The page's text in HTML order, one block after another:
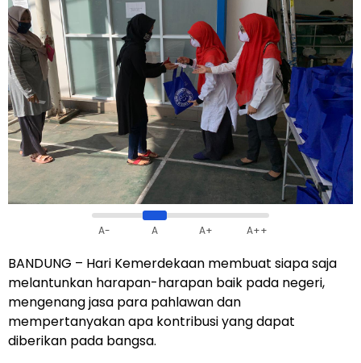
A- A A+ A++
BANDUNG – Hari Kemerdekaan membuat siapa saja
melantunkan harapan-harapan baik pada negeri,
mengenang jasa para pahlawan dan
mempertanyakan apa kontribusi yang dapat
diberikan pada bangsa.